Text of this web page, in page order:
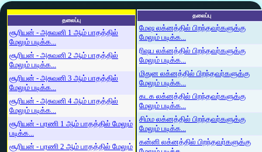
தலைப்பு
சூரியன் - அசுவனி 1 ஆம் பாதத்தில்
மேலும் படிக்க...
சூரியன் - அசுவனி 2 ஆம் பாதத்தில்
மேலும் படிக்க...
சூரியன் - அசுவனி 3 ஆம் பாதத்தில்
மேலும் படிக்க...
சூரியன் - அசுவனி 4 ஆம் பாதத்தில்
மேலும் படிக்க...
சூரியன் - பரணி 1 ஆம் பாதத்தில் மேலும்
படிக்க...
சூரியன் - பரணி 2 ஆம் பாதத்தில் மேலும்
தலைப்பு
மேஷ லக்னத்தில் பிறந்தவர்களுக்கு
மேலும் படிக்க...
ரிஷப லக்னத்தில் பிறந்தவர்களுக்கு
மேலும் படிக்க...
மிதுன லக்னத்தில் பிறந்தவர்களுக்கு
மேலும் படிக்க...
கடக லக்னத்தில் பிறந்தவர்களுக்கு
மேலும் படிக்க...
சிம்ம லக்னத்தில் பிறந்தவர்களுக்கு
மேலும் படிக்க...
கன்னி லக்னத்தில் பிறந்தவர்களுக்கு